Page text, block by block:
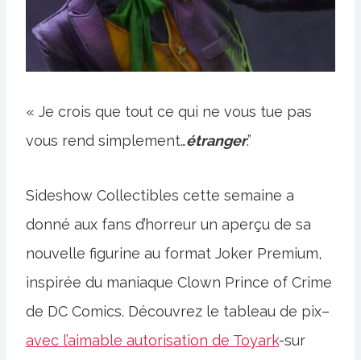
« Je crois que tout ce qui ne vous tue pas
vous rend simplement…étranger.”
Sideshow Collectibles cette semaine a
donné aux fans d’horreur un aperçu de sa
nouvelle figurine au format Joker Premium,
inspirée du maniaque Clown Prince of Crime
de DC Comics. Découvrez le tableau de pix–
avec l’aimable autorisation de Toyark-sur